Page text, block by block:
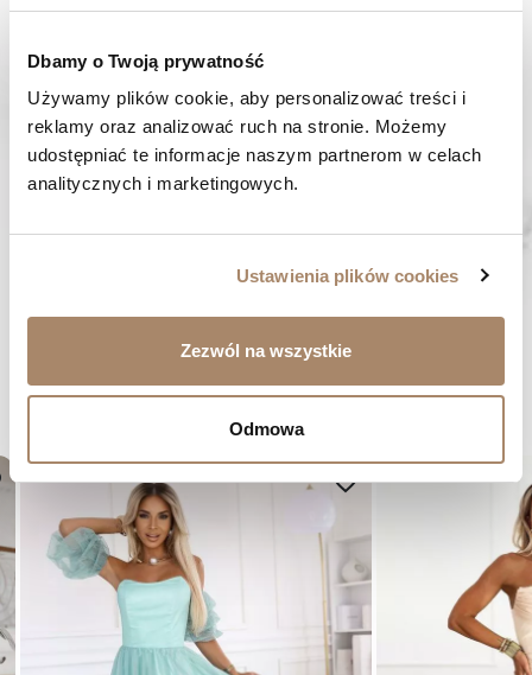
Dbamy o Twoją prywatność
Używamy plików cookie, aby personalizować treści i
reklamy oraz analizować ruch na stronie. Możemy
udostępniać te informacje naszym partnerom w celach
analitycznych i marketingowych.
Ustawienia plików cookies
Zezwól na wszystkie
Odmowa
SPOSOBY PŁATNOŚCI
OPINIE (0)
MASZ PYTANIE? Zadzwoń do nas :
Pracujemy od poniedziałku do piątku. Od godziny 9:00 do
godziny 15:00. +48 537 238 431
SZYBKA WYSYŁKA
BYĆ MOŻE SPODOBA CI SIĘ...
favorite_border